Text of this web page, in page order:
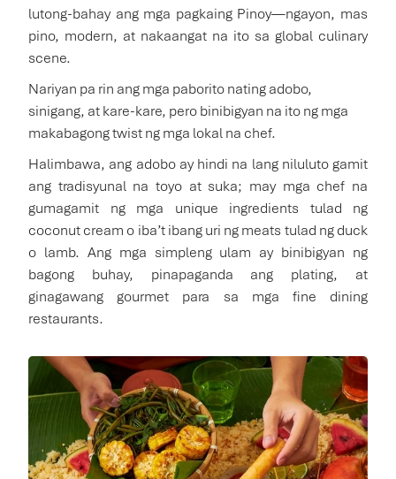
lutong-bahay ang mga pagkaing Pinoy—ngayon, mas
pino, modern, at nakaangat na ito sa global culinary
scene.
Nariyan pa rin ang mga paborito nating adobo,
sinigang, at kare-kare, pero binibigyan na ito ng mga
makabagong twist ng mga lokal na chef.
Halimbawa, ang adobo ay hindi na lang niluluto gamit
ang tradisyunal na toyo at suka; may mga chef na
gumagamit ng mga unique ingredients tulad ng
coconut cream o iba’t ibang uri ng meats tulad ng duck
o lamb. Ang mga simpleng ulam ay binibigyan ng
bagong buhay, pinapaganda ang plating, at
ginagawang gourmet para sa mga fine dining
restaurants.